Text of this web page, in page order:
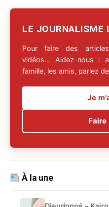
LE JOURNALISME
Pour faire des
vidéos… Aidez-nous :
famille, les amis, parlez
Je
Faire
À la une